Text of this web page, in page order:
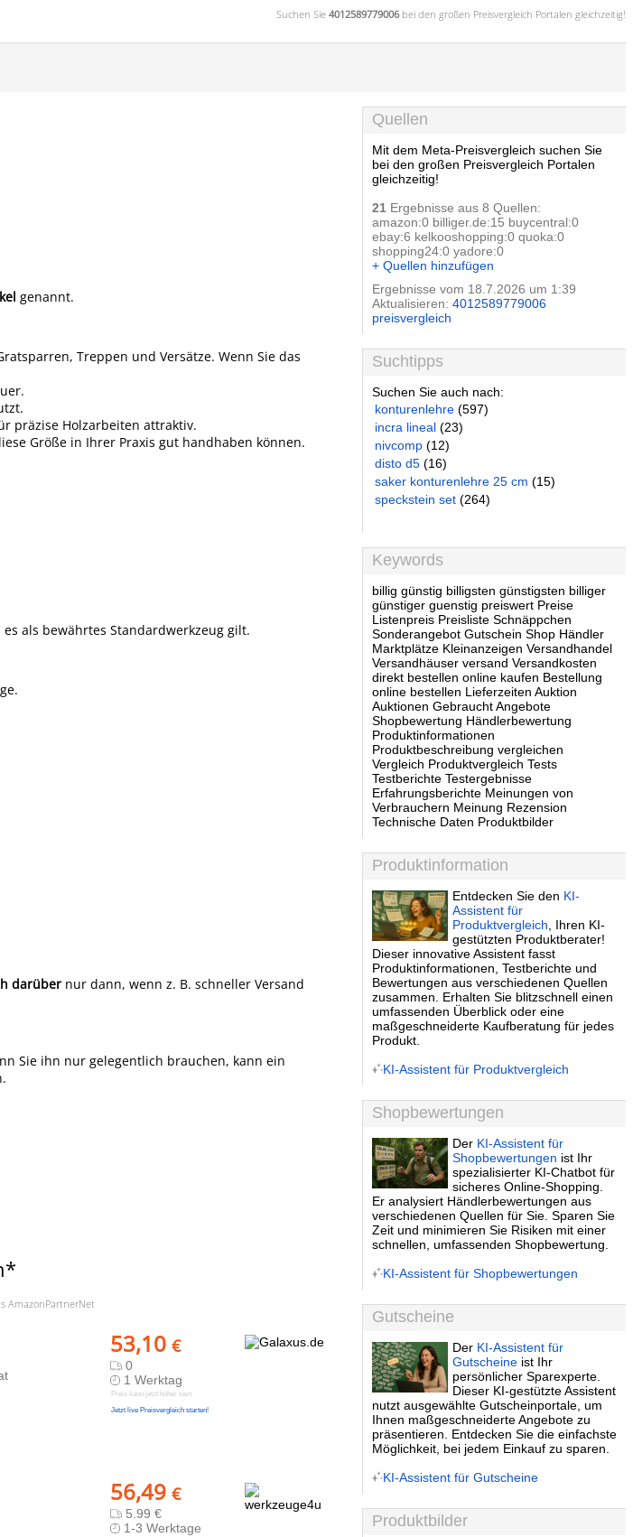
Suchen Sie 4012589779006 bei den großen Preisvergleich Portalen gleichzeitig!
genannt.
Treppen und Versätze. Wenn Sie das
präzise Holzarbeiten attraktiv.
Größe in Ihrer Praxis gut handhaben können.
als bewährtes Standardwerkzeug gilt.
darüber nur dann, wenn z. B. schneller Versand
Sie ihn nur gelegentlich brauchen, kann ein
AmazonPartnerNet
53,10 €
0
1 Werktag
Preis kann jetzt höher sein
Jetzt live Preisvergleich starten!
56,49 €
5.99 €
1-3 Werktage
Quellen
Mit dem Meta-Preisvergleich suchen Sie
bei den großen Preisvergleich Portalen
gleichzeitig!
21 Ergebnisse aus 8 Quellen:
amazon:0 billiger.de:15 buycentral:0
ebay:6 kelkooshopping:0 quoka:0
shopping24:0 yadore:0
+ Quellen hinzufügen
Ergebnisse vom 18.7.2026 um 1:39
Aktualisieren: 4012589779006
preisvergleich
Suchtipps
Suchen Sie auch nach:
konturenlehre (597)
incra lineal (23)
nivcomp (12)
disto d5 (16)
saker konturenlehre 25 cm (15)
speckstein set (264)
Keywords
billig günstig billigsten günstigsten billiger
günstiger guenstig preiswert Preise
Listenpreis Preisliste Schnäppchen
Sonderangebot Gutschein Shop Händler
Marktplätze Kleinanzeigen Versandhandel
Versandhäuser versand Versandkosten
direkt bestellen online kaufen Bestellung
online bestellen Lieferzeiten Auktion
Auktionen Gebraucht Angebote
Shopbewertung Händlerbewertung
Produktinformationen
Produktbeschreibung vergleichen
Vergleich Produktvergleich Tests
Testberichte Testergebnisse
Erfahrungsberichte Meinungen von
Verbrauchern Meinung Rezension
Technische Daten Produktbilder
Produktinformation
Entdecken Sie den KI-
Assistent für
Produktvergleich , Ihren KI-
gestützten Produktberater!
Dieser innovative Assistent fasst
Produktinformationen, Testberichte und
Bewertungen aus verschiedenen Quellen
zusammen. Erhalten Sie blitzschnell einen
umfassenden Überblick oder eine
maßgeschneiderte Kaufberatung für jedes
Produkt.
KI-Assistent für Produktvergleich
Shopbewertungen
Der KI-Assistent für
Shopbewertungen ist Ihr
spezialisierter KI-Chatbot für
sicheres Online-Shopping.
Er analysiert Händlerbewertungen aus
verschiedenen Quellen für Sie. Sparen Sie
Zeit und minimieren Sie Risiken mit einer
schnellen, umfassenden Shopbewertung.
KI-Assistent für Shopbewertungen
Gutscheine
Der KI-Assistent für
Gutscheine ist Ihr
persönlicher Sparexperte.
Dieser KI-gestützte Assistent
nutzt ausgewählte Gutscheinportale, um
Ihnen maßgeschneiderte Angebote zu
präsentieren. Entdecken Sie die einfachste
Möglichkeit, bei jedem Einkauf zu sparen.
KI-Assistent für Gutscheine
Produktbilder